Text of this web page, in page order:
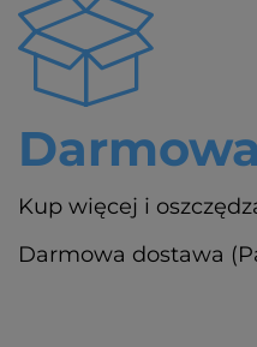
Kup więcej i
Darmowa dostawa